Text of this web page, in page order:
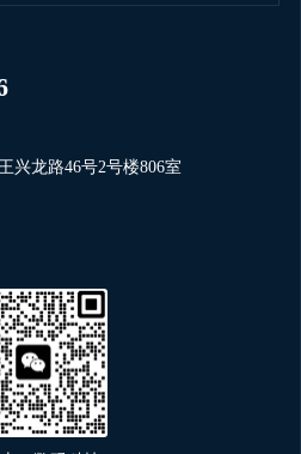
兴龙路46号2号楼806室